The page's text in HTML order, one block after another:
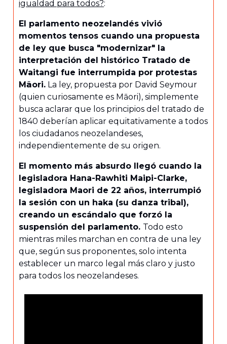
igualdad para todos?:
El parlamento neozelandés vivió
momentos tensos cuando una propuesta
de ley que busca "modernizar" la
interpretación del histórico Tratado de
Waitangi fue interrumpida por protestas
Māori. La ley, propuesta por David Seymour
(quien curiosamente es Māori), simplemente
busca aclarar que los principios del tratado de
1840 deberían aplicar equitativamente a todos
los ciudadanos neozelandeses,
independientemente de su origen.
El momento más absurdo llegó cuando la
legisladora Hana-Rawhiti Maipi-Clarke,
legisladora Maori de 22 años, interrumpió
la sesión con un haka (su danza tribal),
creando un escándalo que forzó la
suspensión del parlamento. Todo esto
mientras miles marchan en contra de una ley
que, según sus proponentes, solo intenta
establecer un marco legal más claro y justo
para todos los neozelandeses.